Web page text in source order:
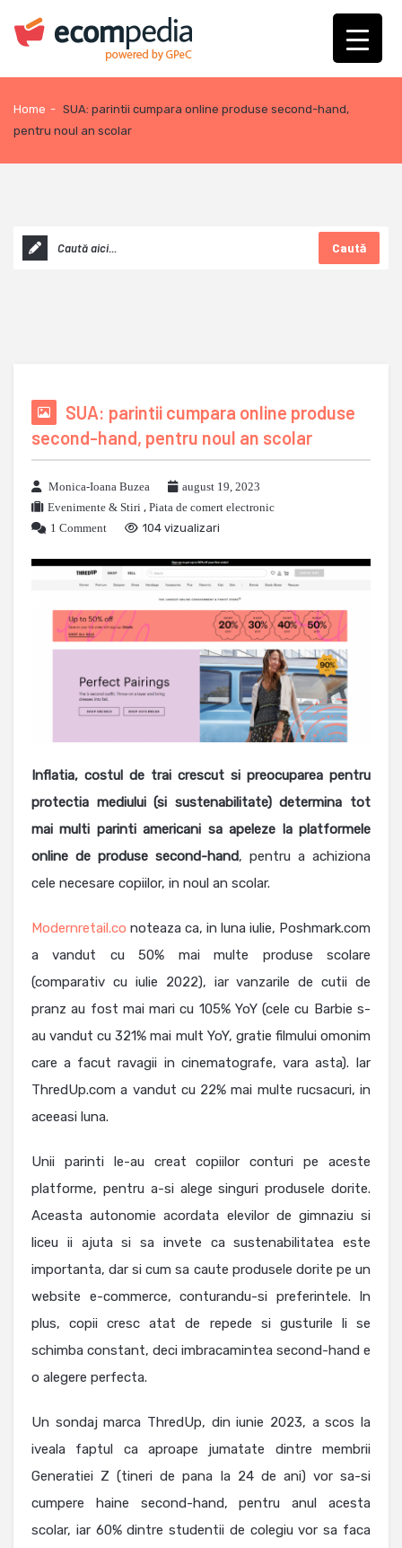
Home - SUA: parintii cumpara online produse second-hand,
pentru noul an scolar
Caută
SUA: parintii cumpara online produse
second-hand, pentru noul an scolar
Monica-Ioana Buzea
august 19, 2023
Evenimente & Stiri , Piata de comert electronic
1 Comment
104 vizualizari
Inflatia, costul de trai crescut si preocuparea pentru
protectia mediului (si sustenabilitate) determina tot
mai multi parinti americani sa apeleze la platformele
online de produse second-hand, pentru a achiziona
cele necesare copiilor, in noul an scolar.
Modernretail.co noteaza ca, in luna iulie, Poshmark.com
a vandut cu 50% mai multe produse scolare
(comparativ cu iulie 2022), iar vanzarile de cutii de
pranz au fost mai mari cu 105% YoY (cele cu Barbie s-
au vandut cu 321% mai mult YoY, gratie filmului omonim
care a facut ravagii in cinematografe, vara asta). Iar
ThredUp.com a vandut cu 22% mai multe rucsacuri, in
aceeasi luna.
Unii parinti le-au creat copiilor conturi pe aceste
platforme, pentru a-si alege singuri produsele dorite.
Aceasta autonomie acordata elevilor de gimnaziu si
liceu ii ajuta si sa invete ca sustenabilitatea este
importanta, dar si cum sa caute produsele dorite pe un
website e-commerce, conturandu-si preferintele. In
plus, copii cresc atat de repede si gusturile li se
schimba constant, deci imbracamintea second-hand e
o alegere perfecta.
Un sondaj marca ThredUp, din iunie 2023, a scos la
iveala faptul ca aproape jumatate dintre membrii
Generatiei Z (tineri de pana la 24 de ani) vor sa-si
cumpere haine second-hand, pentru anul acesta
scolar, iar 60% dintre studentii de colegiu vor sa faca